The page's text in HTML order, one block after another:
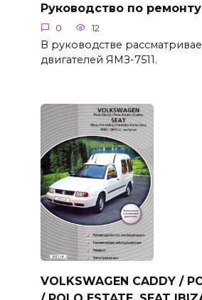
Руководство по ремонту
0 12
В руководстве
двигателей ЯМЗ-7511.
VOLKSWAGEN CADDY /